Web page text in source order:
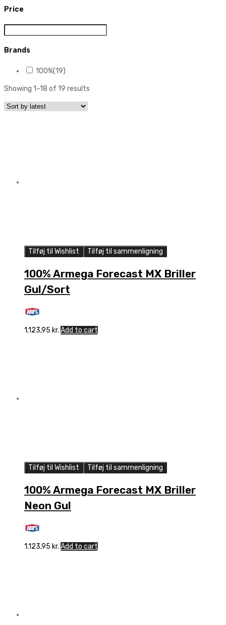
Price
Brands
100%(19)
Showing 1–18 of 19 results
Tilføj til Wishlist Tilføj til sammenligning
100% Armega Forecast MX Briller
Gul/Sort
1.123,95 kr. Add to cart
Tilføj til Wishlist Tilføj til sammenligning
100% Armega Forecast MX Briller
Neon Gul
1.123,95 kr. Add to cart